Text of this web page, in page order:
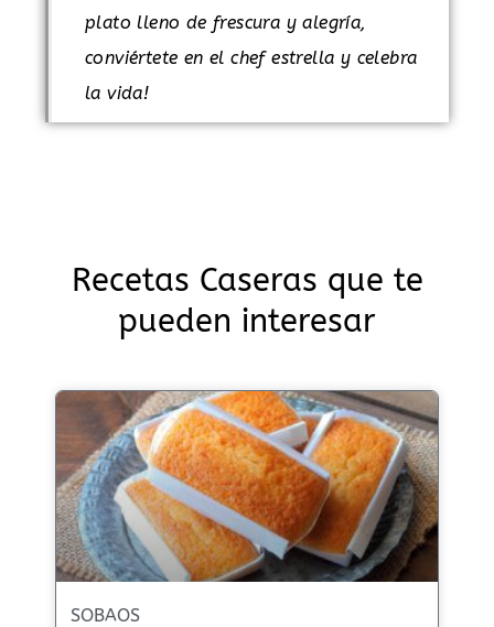
plato lleno de frescura y alegría,
conviértete en el chef estrella y celebra
la vida!
Recetas Caseras que te
pueden interesar
SOBAOS